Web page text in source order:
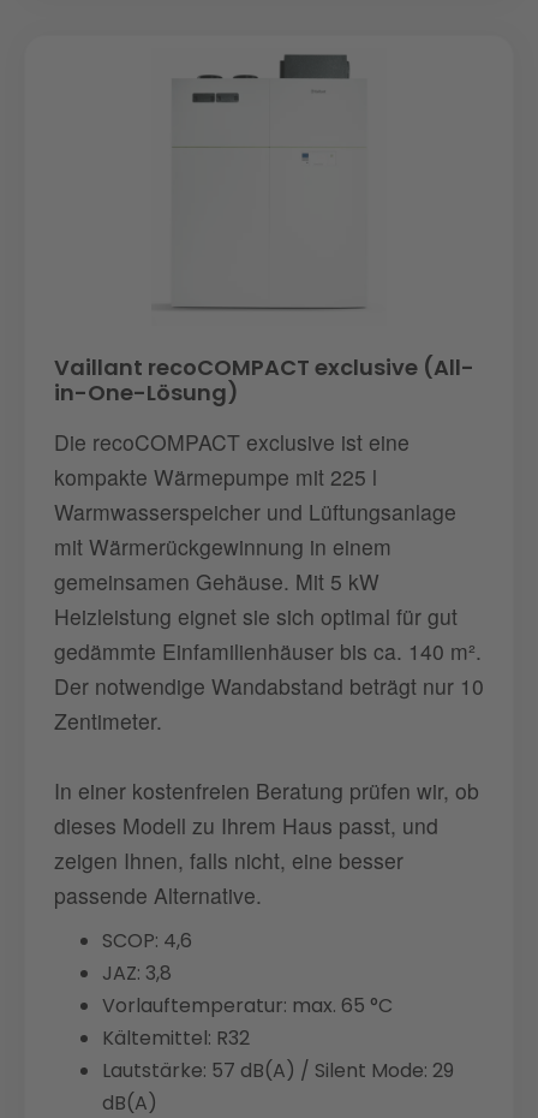
Vaillant recoCOMPACT exclusive (All-
in-One-Lösung)
Die recoCOMPACT exclusive ist eine
kompakte Wärmepumpe mit 225 l
Warmwasserspeicher und Lüftungsanlage
mit Wärmerückgewinnung in einem
gemeinsamen Gehäuse. Mit 5 kW
Heizleistung eignet sie sich optimal für gut
gedämmte Einfamilienhäuser bis ca. 140 m².
Der notwendige Wandabstand beträgt nur 10
Zentimeter.
In einer kostenfreien Beratung prüfen wir, ob
dieses Modell zu Ihrem Haus passt, und
zeigen Ihnen, falls nicht, eine besser
passende Alternative.
SCOP: 4,6
JAZ: 3,8
Vorlauftemperatur: max. 65 °C
Kältemittel: R32
Lautstärke: 57 dB(A) / Silent Mode: 29
dB(A)